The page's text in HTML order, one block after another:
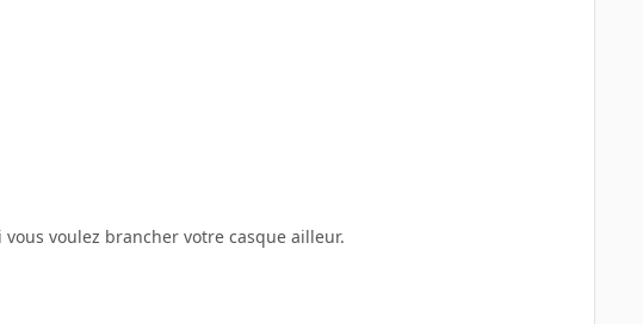
voulez brancher votre casque ailleur.